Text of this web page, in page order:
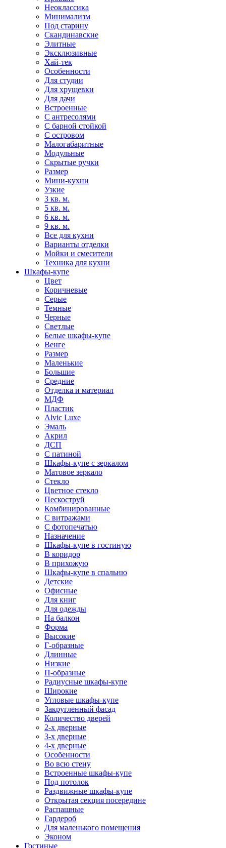
Неоклассика
Минимализм
Под старину
Скандинавские
Элитные
Эксклюзивные
Хай-тек
Особенности
Для студии
Для хрущевки
Для дачи
Встроенные
С антресолями
С барной стойкой
С островом
Малогабаритные
Модульные
Скрытые ручки
Размер
Мини-кухни
Узкие
3 кв. м.
5 кв. м.
6 кв. м.
9 кв. м.
Все для кухни
Варианты отделки
Мойки и смесители
Техника для кухни
Шкафы-купе
Цвет
Коричневые
Серые
Темные
Черные
Светлые
Белые шкафы-купе
Венге
Размер
Маленькие
Большие
Средние
Отделка и материал
МДФ
Пластик
Alvic Luxe
Эмаль
Акрил
ДСП
С патиной
Шкафы-купе с зеркалом
Матовое зеркало
Стекло
Цветное стекло
Пескоструй
Комбинированные
С витражами
С фотопечатью
Назначение
Шкафы-купе в гостиную
В коридор
В прихожую
Шкафы-купе в спальню
Детские
Офисные
Для книг
Для одежды
На балкон
Форма
Высокие
Г-образные
Длинные
Низкие
П-образные
Радиусные шкафы-купе
Широкие
Угловые шкафы-купе
Закругленный фасад
Количество дверей
2-х дверные
3-х дверные
4-х дверные
Особенности
Во всю стену
Встроенные шкафы-купе
Под потолок
Раздвижные шкафы-купе
Открытая секция посередине
Распашные
Гардероб
Для маленького помещения
Эконом
Гостиные